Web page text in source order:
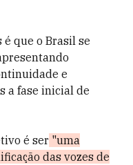
que o Brasil se
e
a fase inicial de
é ser "uma
das vozes de